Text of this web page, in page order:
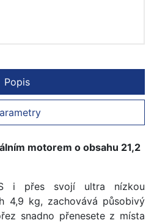
Popis
motorem o obsahu 21,2
i přes svojí ultra nízkou
4,9 kg, zachovává působivý
snadno přenesete z místa